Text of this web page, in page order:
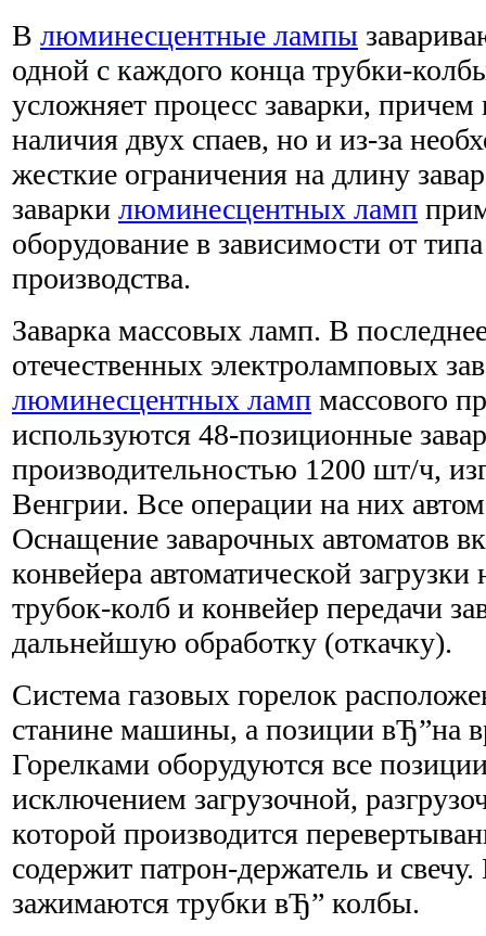
В люминесцентные лампы
одной с каждого конца трубки-
усложняет процесс заварки, причем
наличия двух спаев, но и из-за
жесткие ограничения на длину
заварки люминесцентных ламп
оборудование в зависимости от
производства.
Заварка массовых ламп. В
отечественных электроламповых
люминесцентных ламп массового
используются 48-позиционные
производительностью 1200 шт/ч,
Венгрии. Все операции на них
Оснащение заварочных автоматов
конвейера автоматической
трубок-колб и конвейер передачи
дальнейшую обработку (откачку).
Система газовых горелок
станине машины, а позиции вЂ”на
Горелками оборудуются все
исключением загрузочной,
которой производится
содержит патрон-держатель и
зажимаются трубки вЂ” колбы.